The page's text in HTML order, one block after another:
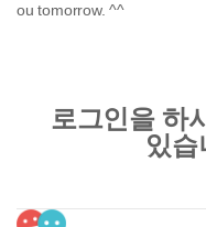
ou tomorrow. ^^